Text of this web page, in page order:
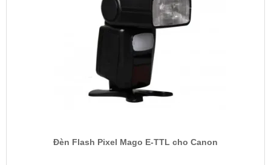
Đèn Flash Pixel Mago E-TTL cho Canon